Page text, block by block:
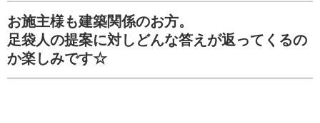
お施主様も建築関係のお方。
足袋人の提案に対しどんな答えが返ってくるの
か楽しみです☆